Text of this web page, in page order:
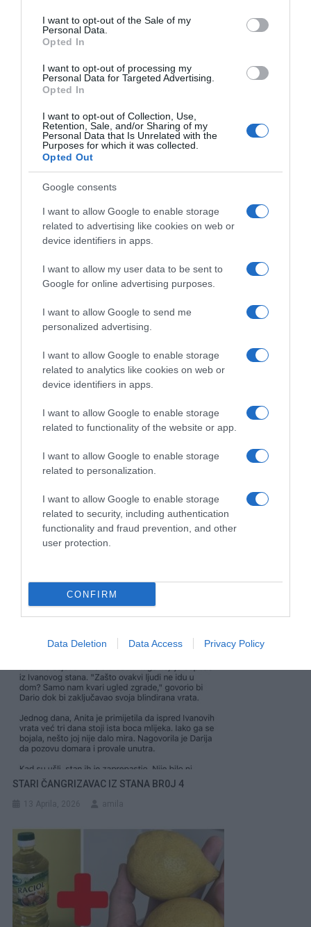
consent section.
I want to opt-out of the Sale of my
Personal Data.
Opted In
I want to opt-out of processing my
Personal Data for Targeted Advertising.
Opted In
I want to opt-out of Collection, Use,
Retention, Sale, and/or Sharing of my
Personal Data that Is Unrelated with the
Purposes for which it was collected.
Opted Out
Google consents
I want to allow Google to enable storage
related to advertising like cookies on web or
device identifiers in apps.
I want to allow my user data to be sent to
Google for online advertising purposes.
I want to allow Google to send me
personalized advertising.
I want to allow Google to enable storage
related to analytics like cookies on web or
device identifiers in apps.
I want to allow Google to enable storage
related to functionality of the website or app.
I want to allow Google to enable storage
related to personalization.
I want to allow Google to enable storage
related to security, including authentication
functionality and fraud prevention, and other
user protection.
CONFIRM
Data Deletion Data Access Privacy Policy
vrednostima. Nezavisni mislioci često inspirišu druge da
preispitaju norme i osnaže lične izbore, gradeći život po
sopstvenim merilima.
Navigacija
3 znaka dočekaće svoj „ćup zlata“ kad-tad: Suđeno im je da se 0bogate, „osuđeni“ na veliki uspjeh
RELATED POSTS
STARI ČANGRIZAVAC IZ STANA BR0J 4